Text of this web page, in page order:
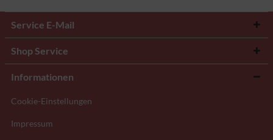
Service E-Mail
Shop Service
Informationen
Cookie-Einstellungen
Impressum